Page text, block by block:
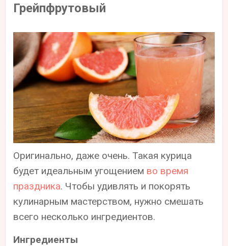
Грейпфрутовый
Оригинально, даже очень. Такая курица
будет идеальным угощением во время
праздника. Чтобы удивлять и покорять
кулинарным мастерством, нужно смешать
всего несколько ингредиентов.
Ингредиенты